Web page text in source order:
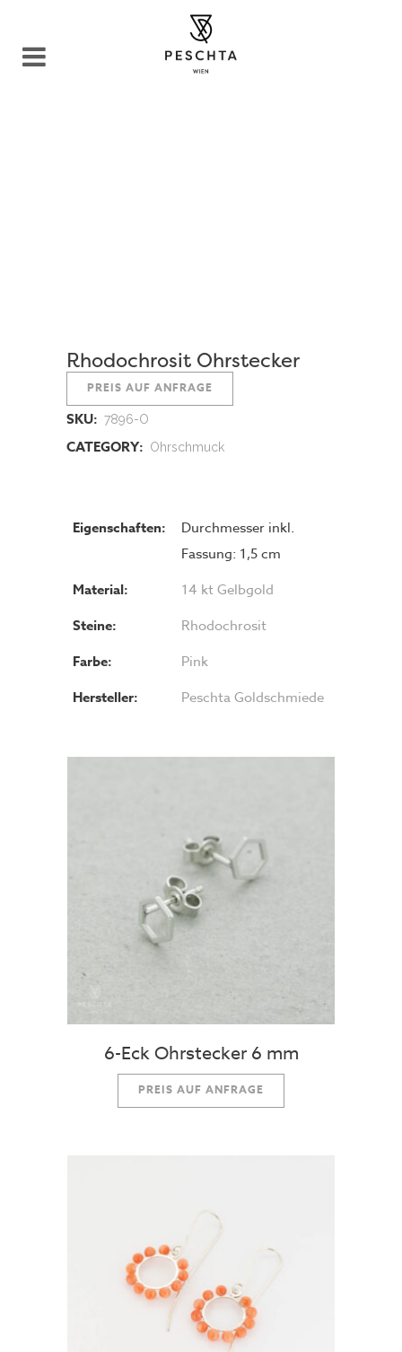
Rhodochrosit Ohrstecker
PREIS AUF ANFRAGE
SKU: 7896-O
CATEGORY: Ohrschmuck
Eigenschaften:
Durchmesser inkl.
Fassung: 1,5 cm
Material: 14 kt Gelbgold
Steine: Rhodochrosit
Farbe: Pink
Hersteller: Peschta Goldschmiede
6-Eck Ohrstecker 6 mm
PREIS AUF ANFRAGE